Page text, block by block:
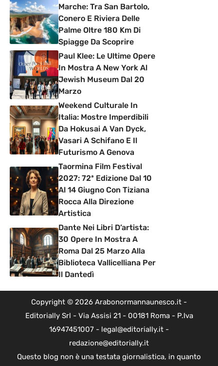
Marche: Tra San Bartolo,
Conero E Riviera Delle
Palme Oltre 180 Km Di
Spiagge Da Scoprire
Paul Klee: Le Ultime Opere
In Mostra A New York Al
Jewish Museum Dal 20
Marzo
Weekend Culturale In
Italia: Mostre Imperdibili
Da Hokusai A Van Dyck,
Vasari A Schifano E Il
Futurismo A Genova
Taormina Film Festival
2027: 72ª Edizione Dal 10
Al 14 Giugno Con Tiziana
Rocca Alla Direzione
Artistica
Dante Nei Libri D’artista:
30 Opere In Mostra A
Roma Dal 25 Marzo Alla
Biblioteca Vallicelliana Per
Il Dantedì
Copyright © 2026 Arabonormannaunesco.it -
Editorially Srl - Via Assisi 21 - 00181 Roma - P.Iva
16947451007 - legal@editorially.it -
redazione@editorially.it
Questo blog non è una testata giornalistica, in quanto